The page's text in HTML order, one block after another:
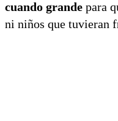
cuando grande para
ni niños que tuvieran